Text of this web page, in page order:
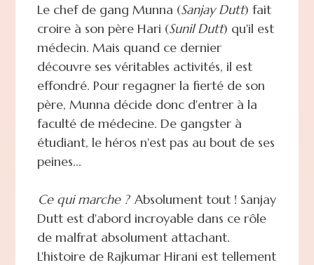
Le chef de gang Munna (Sanjay Dutt) fait
croire à son père Hari (Sunil Dutt) qu'il est
médecin. Mais quand ce dernier
découvre ses véritables activités, il est
effondré. Pour regagner la fierté de son
père, Munna décide donc d'entrer à la
faculté de médecine. De gangster à
étudiant, le héros n'est pas au bout de ses
peines...
Ce qui marche ? Absolument tout ! Sanjay
Dutt est d'abord incroyable dans ce rôle
de malfrat absolument attachant.
L'histoire de Rajkumar Hirani est tellement